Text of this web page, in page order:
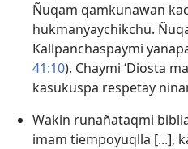
Ñuqam qamkunawan
hukmanyaychikchu.
Kallpanchaspaymi
41:10). Chaymi ‘Diosta
kasukuspa respetay
Wakin runañataqmi
imam tiempoyuqlla [...],